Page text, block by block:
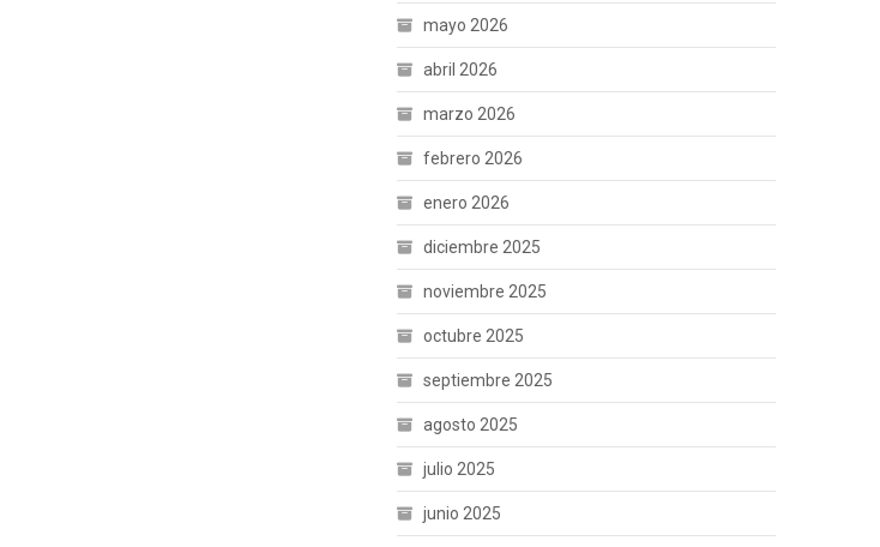
mayo 2026
abril 2026
marzo 2026
febrero 2026
enero 2026
diciembre 2025
noviembre 2025
octubre 2025
septiembre 2025
agosto 2025
julio 2025
junio 2025